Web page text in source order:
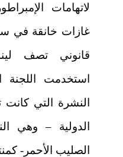
لاتهامات
غازات خانقة في
قانوني تصف
استخدمت اللجنة
النشرة التي
الدولية – وهي
الصليب الأحمر-